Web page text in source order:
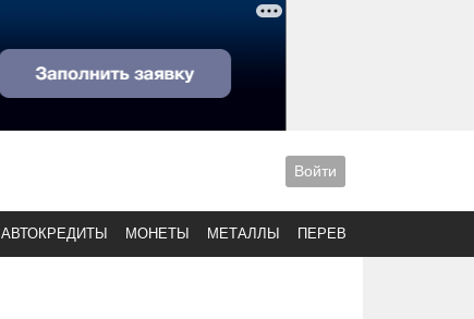
Войти
АВТОКРЕДИТЫ МОНЕТЫ МЕТАЛЛЫ ПЕРЕВОДЫ